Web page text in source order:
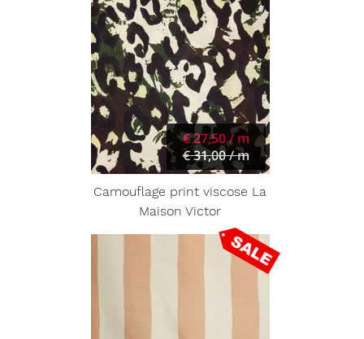
€ 27,50 / m
€ 31,00 / m
Camouflage print viscose La
Maison Victor